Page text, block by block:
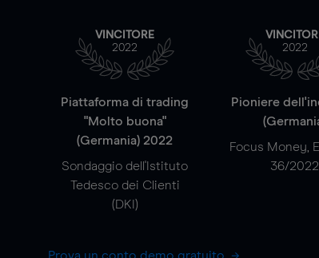
VINCITORE
2022
Piattaforma di trading
"Molto buona"
(Germania) 2022
Sondaggio dell'Istituto
Tedesco dei Clienti
(DKI)
2022
Pioniere
Focus Money,
36/2022